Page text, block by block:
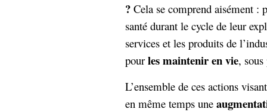
? Cela se comprend aisément :
santé durant le cycle de leur
services et les produits de
pour les maintenir en vie,
L’ensemble de ces actions
en même temps une